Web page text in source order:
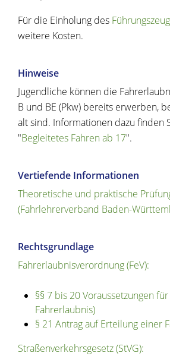
Für die Einholung des
weitere Kosten.
Hinweise
Jugendliche können die
B und BE (Pkw) bereits erwerben,
alt sind. Informationen dazu finden
"Begleitetes Fahren ab 17".
Vertiefende Informationen
Theoretische und praktische
(Fahrlehrerverband Baden-
Rechtsgrundlage
Fahrerlaubnisverordnung (FeV):
§§ 7 bis 20 Voraussetzungen
Fahrerlaubnis)
§ 21 Antrag auf Erteilung einer
Straßenverkehrsgesetz (StVG):